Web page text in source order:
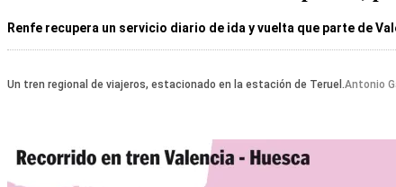
Renfe recupera un servicio diario de ida y vuelta que parte de
Un tren regional de viajeros, estacionado en la estación de Teruel.Antonio